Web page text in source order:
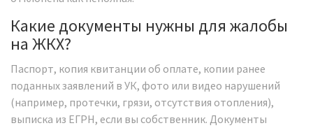
Какие документы нужны для жалобы
на ЖКХ?
Паспорт, копия квитанции об оплате, копии ранее
поданных заявлений в УК, фото или видео нарушений
(например, протечки, грязи, отсутствия отопления),
выписка из ЕГРН, если вы собственник. Документы